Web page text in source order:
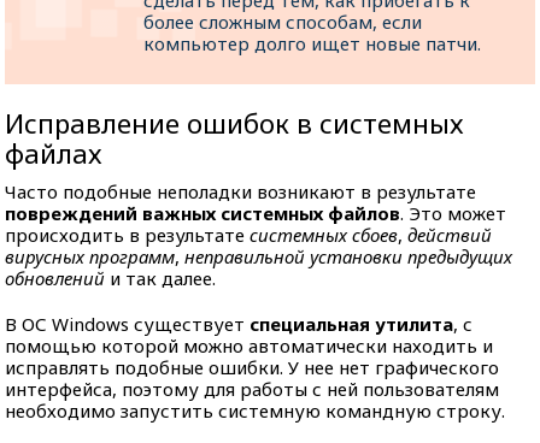
более сложным способам, если
компьютер долго ищет новые патчи.
Исправление ошибок в системных
файлах
Часто подобные неполадки возникают в результате
повреждений важных системных файлов. Это может
происходить в результатесистемных сбоев,действий
вирусных программ,неправильной установки предыдущих
обновлений и так далее.
В ОС Windows существует специальная утилита, с
помощью которой можно автоматически находить и
исправлять подобные ошибки. У нее нет графического
интерфейса, поэтому для работы с ней пользователям
необходимо запустить системную командную строку.